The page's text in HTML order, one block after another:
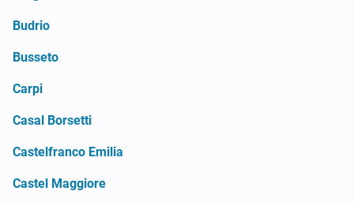
Budrio
Busseto
Carpi
Casal Borsetti
Castelfranco Emilia
Castel Maggiore